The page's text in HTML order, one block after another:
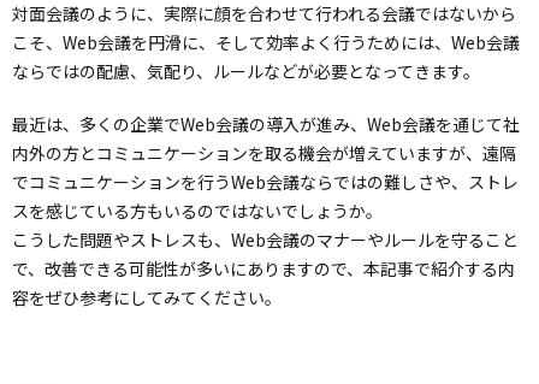
対面会議のように、実際に顔を合わせて行われる会議ではないから
こそ、Web会議を円滑に、そして効率よく行うためには、Web会議
ならではの配慮、気配り、ルールなどが必要となってきます。
最近は、多くの企業でWeb会議の導入が進み、Web会議を通じて社
内外の方とコミュニケーションを取る機会が増えていますが、遠隔
でコミュニケーションを行うWeb会議ならではの難しさや、ストレ
スを感じている方もいるのではないでしょうか。
こうした問題やストレスも、Web会議のマナーやルールを守ること
で、改善できる可能性が多いにありますので、本記事で紹介する内
容をぜひ参考にしてみてください。